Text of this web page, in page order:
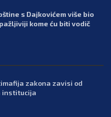
s Dajkovićem više bio
kome ću biti vodič
zakona zavisi od
institucija